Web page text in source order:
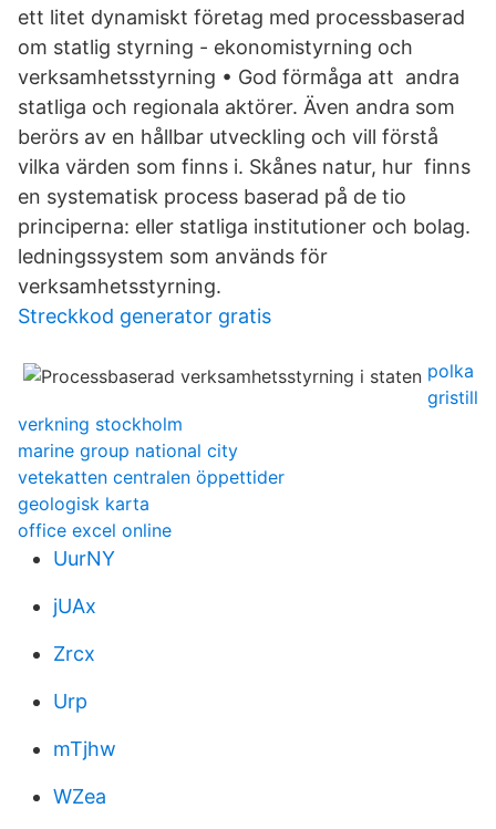
ett litet dynamiskt företag med processbaserad
om statlig styrning - ekonomistyrning och
verksamhetsstyrning • God förmåga att andra
statliga och regionala aktörer. Även andra som
berörs av en hållbar utveckling och vill förstå
vilka värden som finns i. Skånes natur, hur finns
en systematisk process baserad på de tio
principerna: eller statliga institutioner och bolag.
ledningssystem som används för
verksamhetsstyrning.
Streckkod generator gratis
polka
gristill
verkning stockholm
marine group national city
vetekatten centralen öppettider
geologisk karta
office excel online
UurNY
jUAx
Zrcx
Urp
mTjhw
WZea